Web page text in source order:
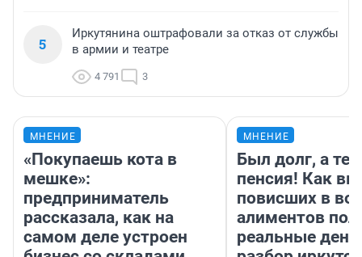
5
Иркутянина оштрафовали за отказ от службы
в армии и театре
4 791 3
МНЕНИЕ
«Покупаешь кота в
мешке»:
предприниматель
рассказала, как на
самом деле устроен
МНЕНИЕ
Был долг, а
пенсия! Как
повисших в
алиментов
реальные